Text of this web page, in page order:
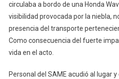
circulaba a bordo de una Honda
visibilidad provocada por la niebla,
presencia del transporte
Como consecuencia del fuerte
vida en el acto.
Personal del SAME acudió al lugar